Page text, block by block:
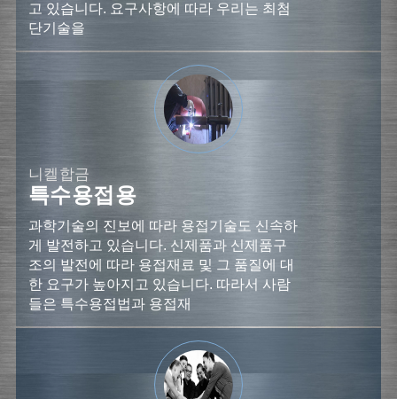
고 있습니다. 요구사항에 따라 우리는 최첨
단기술을
니켈합금
특수용접용
과학기술의 진보에 따라 용접기술도 신속하
게 발전하고 있습니다. 신제품과 신제품구
조의 발전에 따라 용접재료 및 그 품질에 대
한 요구가 높아지고 있습니다. 따라서 사람
들은 특수용접법과 용접재